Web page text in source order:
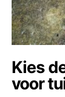
Kies
voor